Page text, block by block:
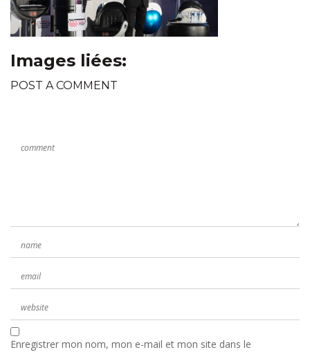
Images liées:
POST A COMMENT
Enregistrer mon nom, mon e-mail et mon site dans le